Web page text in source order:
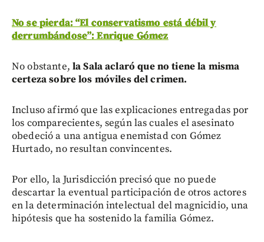
No se pierda: “El conservatismo está débil y
derrumbándose”: Enrique Gómez
No obstante, la Sala aclaró que no tiene la misma
certeza sobre los móviles del crimen.
Incluso afirmó que las explicaciones entregadas por
los comparecientes, según las cuales el asesinato
obedeció a una antigua enemistad con Gómez
Hurtado, no resultan convincentes.
Por ello, la Jurisdicción precisó que no puede
descartar la eventual participación de otros actores
en la determinación intelectual del magnicidio, una
hipótesis que ha sostenido la familia Gómez.